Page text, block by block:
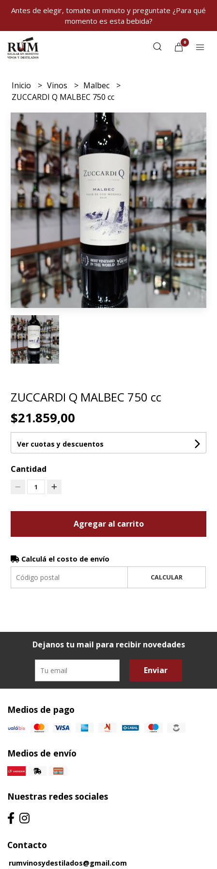
Antes de elegir, tomate un minuto y preguntate ¿Para qué
momento es esta bebida?
0
Inicio Vinos
Malbec
ZUCCARDI Q MALBEC 750 cc
ZUCCARDI Q MALBEC 750 cc
$21.859,00
Ver cuotas y descuentos
Cantidad
1
Agregar al carrito
Calculá el costo de envío
CALCULAR
Dejanos tu mail para recibir novedades
Enviar
Medios de pago
Medios de envío
Nuestras redes sociales
Contacto
rumvinosydestilados@gmail.com